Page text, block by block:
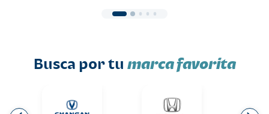
Busca por tu marca favorita